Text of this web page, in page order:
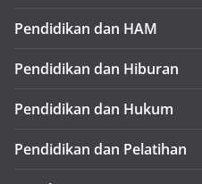
Pendidikan dan HAM
Pendidikan dan Hiburan
Pendidikan dan Hukum
Pendidikan dan Pelatihan